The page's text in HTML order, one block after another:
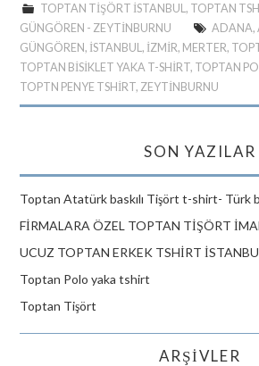
TOPTAN TIŞÖRT ISTANBUL, TOPTAN
GÜNGÖREN - ZEYTINBURNU
ADANA,
GÜNGÖREN, ISTANBUL, İZMIR, MERTER,
TOPTAN BISIKLET YAKA T-SHIRT, TOPTAN
TOPTN PENYE TSHIRT, ZEYTINBURNU
SON YAZILAR
Toptan Atatürk baskılı Tişört t-shirt- Türk
FİRMALARA ÖZEL TOPTAN TİŞÖRT
UCUZ TOPTAN ERKEK TSHİRT
Toptan Polo yaka tshirt
Toptan Tişört
ARŞIVLER